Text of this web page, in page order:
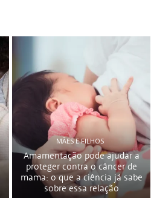
MÃES E FILHOS
Amamentação pode ajudar a
proteger contra o câncer de
mama: o que a ciência já sabe
sobre essa relação